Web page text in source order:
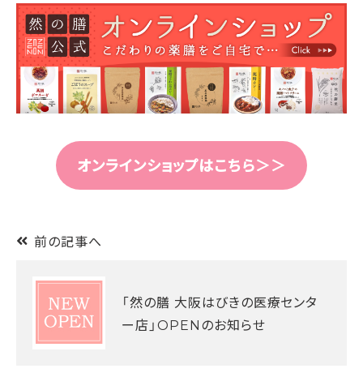
オンラインショップはこちら＞＞
前の記事へ
「然の膳 大阪はびきの医療センタ
ー店」OPENのお知らせ